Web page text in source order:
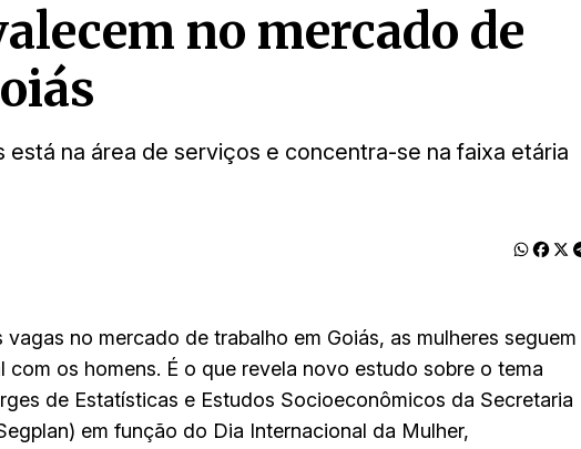
no mercado de
na área de serviços e concentra-se na faixa etária
no mercado de trabalho em Goiás, as mulheres seguem
com os homens. É o que revela novo estudo sobre o tema
de Estatísticas e Estudos Socioeconômicos da Secretaria
em função do Dia Internacional da Mulher,